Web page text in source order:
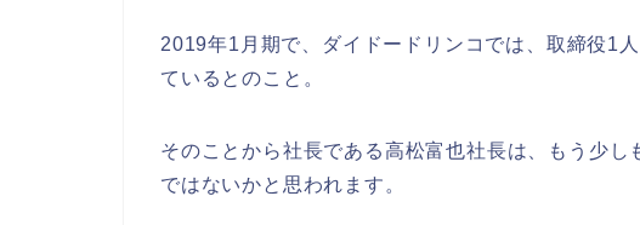
2019年1月期で、ダイドードリンコでは、取締役1
ているとのこと。
そのことから社長である高松富也社長は、もう少
ではないかと思われます。